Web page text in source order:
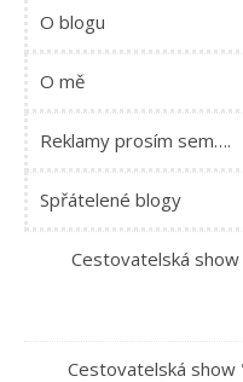
O blogu
O mě
Reklamy prosím sem….
Spřátelené blogy
Cestovatelská show
Cestovatelská show